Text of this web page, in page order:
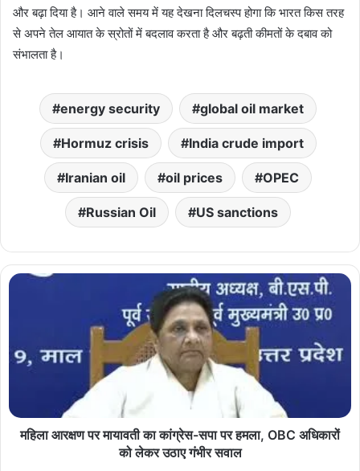
और बढ़ा दिया है। आने वाले समय में यह देखना दिलचस्प होगा कि भारत किस तरह
से अपने तेल आयात के स्रोतों में बदलाव करता है और बढ़ती कीमतों के दबाव को
संभालता है।
energy security global oil market
Hormuz crisis India crude import
Iranian oil oil prices OPEC
Russian Oil US sanctions
महिला आरक्षण पर मायावती का कांग्रेस-सपा पर हमला, OBC अधिकारों
को लेकर उठाए गंभीर सवाल